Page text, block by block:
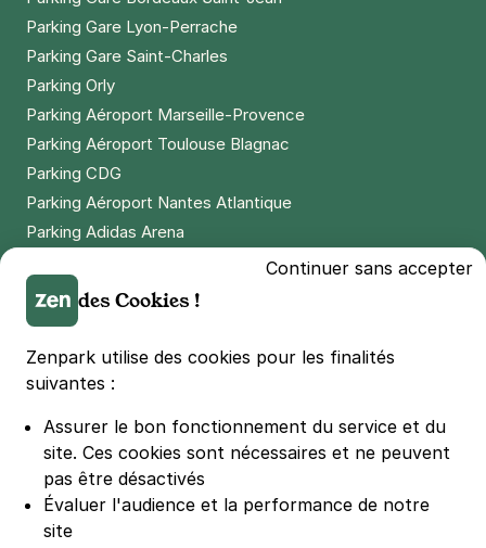
Parking Gare Lyon-Perrache
Parking Gare Saint-Charles
Parking Orly
Parking Aéroport Marseille-Provence
Parking Aéroport Toulouse Blagnac
Parking CDG
Parking Aéroport Nantes Atlantique
Parking Adidas Arena
Parking LDLC Arena
Parking Stade Pierre Mauroy
Parking Groupama Stadium
Parking Vélodrome
Parking Bercy
Parking La Défense Arena
Parking Les 4 temps
Parking Nation
Continuer sans accepter
des Cookies !
Zenpark utilise des cookies pour les finalités
suivantes :
Assurer le bon fonctionnement du service et du
site. Ces cookies sont nécessaires et ne peuvent
pas être désactivés
Évaluer l'audience et la performance de notre
site